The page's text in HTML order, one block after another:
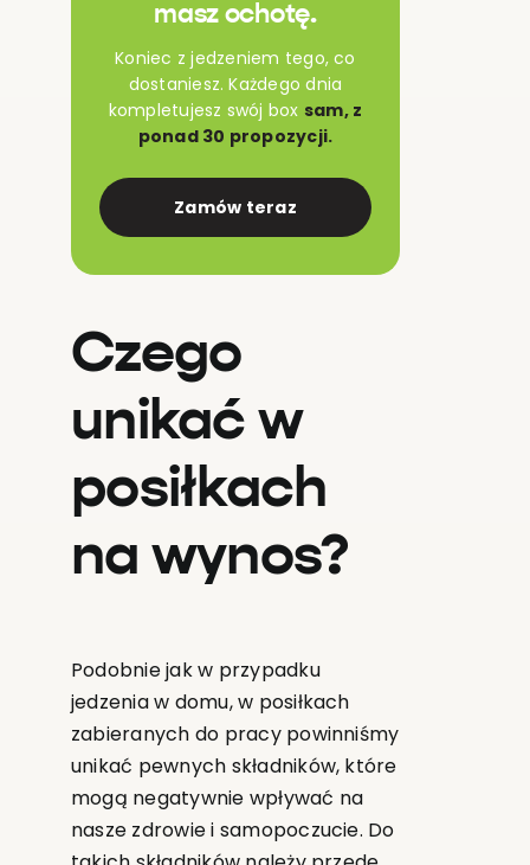
masz ochotę.
Koniec z jedzeniem tego, co
dostaniesz. Każdego dnia
kompletujesz swój box sam, z
ponad 30 propozycji.
Zamów teraz
Czego
unikać w
posiłkach
na wynos?
Podobnie jak w przypadku
jedzenia w domu, w posiłkach
zabieranych do pracy powinniśmy
unikać pewnych składników, które
mogą negatywnie wpływać na
nasze zdrowie i samopoczucie. Do